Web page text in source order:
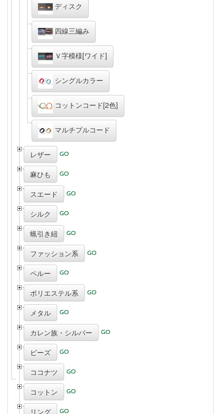
ディスク
四線三編み
Ｖ字模様[ワイド]
シングルカラー
コットンコード[2色]
マルチプルコード
レザー
麻ひも
スエード
シルク
蝋引き紐
ファッション系
ペルー
ポリエステル系
メタル
カレン族・シルバー
ビーズ
ココナツ
コットン
リング